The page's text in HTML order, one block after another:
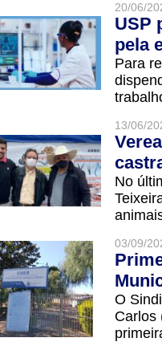
20/06/
USP
pela
Para
13/06/
No
03/09/
O
Carlos